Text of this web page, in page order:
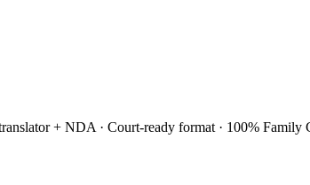
+ NDA · Court-ready format · 100%